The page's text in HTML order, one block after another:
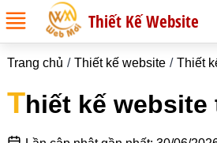
Thiết Kế Website
Trang chủ Thiết kế website Thiết
Thiết kế website